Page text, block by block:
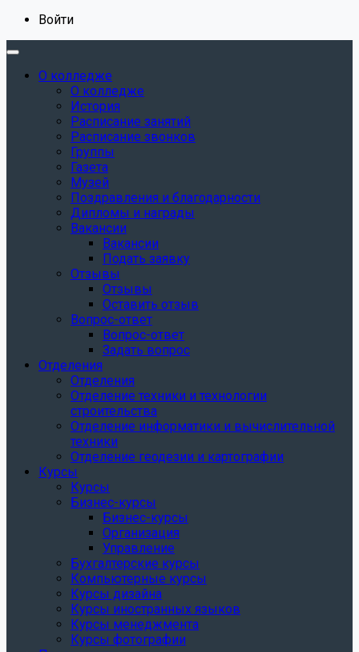
Войти
О колледже
О колледже
История
Расписание занятий
Расписание звонков
Группы
Газета
Музей
Поздравления и благодарности
Дипломы и награды
Вакансии
Вакансии
Подать заявку
Отзывы
Отзывы
Оставить отзыв
Вопрос-ответ
Вопрос-ответ
Задать вопрос
Отделения
Отделения
Отделение техники и технологии
строительства
Отделение информатики и вычислительной
техники
Отделение геодезии и картографии
Курсы
Курсы
Бизнес-курсы
Бизнес-курсы
Организация
Управление
Бухгалтерские курсы
Компьютерные курсы
Курсы дизайна
Курсы иностранных языков
Курсы менеджмента
Курсы фотографии